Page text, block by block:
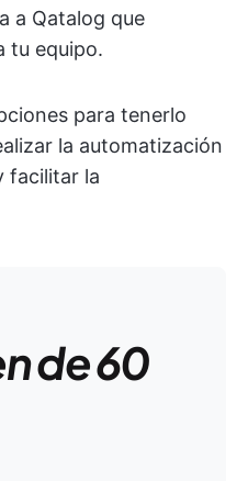
a Qatalog que
tu equipo.
para tenerlo
la automatización
facilitar la
de 60